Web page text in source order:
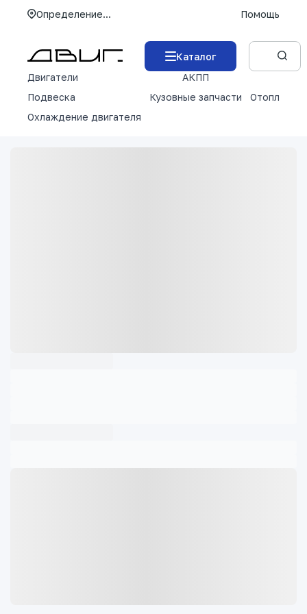
Определение... Помощь
Каталог
Двигатели
АКПП
Подвеска
Кузовные запчасти
Отопление
Охлаждение двигателя